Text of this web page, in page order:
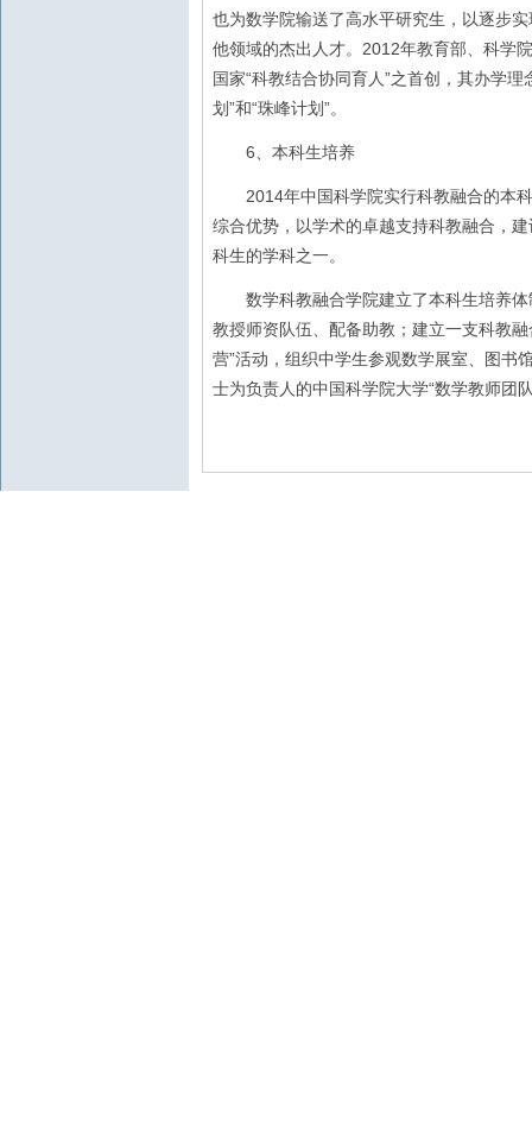
也为数学院输送了高水平研究生，以逐步实
他领域的杰出人才。 2012年教育部、科学
国家“科教结合协同育人”之首创，其办学理
划 ”和“珠峰计划 ”。
6、本科生培养
2014年中国科学院实行科教融合的本
综合优势，以学术的卓越支持科教融合，
科生的学科之一。
数学科教融合学院建立了本科生培养体
教授师资队伍、配备助教；建立一支科教
营”活动，组织中学生参观数学展室、图书
士为负责人的中国科学院大学“数学教师团